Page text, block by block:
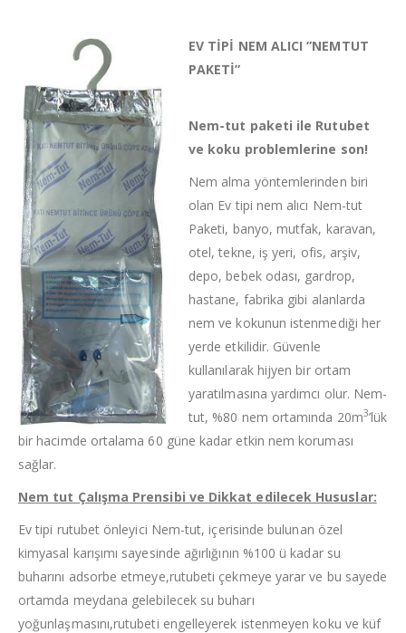
EV TİPİ NEM ALICI ”NEMTUT
PAKETİ”
Nem-tut paketi ile Rutubet
ve koku problemlerine son!
Nem alma yöntemlerinden biri
olan Ev tipi nem alıcı Nem-tut
Paketi, banyo, mutfak, karavan,
otel, tekne, iş yeri, ofis, arşiv,
depo, bebek odası, gardrop,
hastane, fabrika gibi alanlarda
nem ve kokunun istenmediği her
yerde etkilidir. Güvenle
kullanılarak hijyen bir ortam
yaratılmasına yardımcı olur. Nem-
tut, %80 nem ortamında 20m3’lük
bir hacimde ortalama 60 güne kadar etkin nem koruması
sağlar.
Nem tut Çalışma Prensibi ve Dikkat edilecek Hususlar:
Ev tipi rutubet önleyici Nem-tut, içerisinde bulunan özel
kimyasal karışımı sayesinde ağırlığının %100 ü kadar su
buharını adsorbe etmeye,rutubeti çekmeye yarar ve bu sayede
ortamda meydana gelebilecek su buharı
yoğunlaşmasını,rutubeti engelleyerek istenmeyen koku ve küf